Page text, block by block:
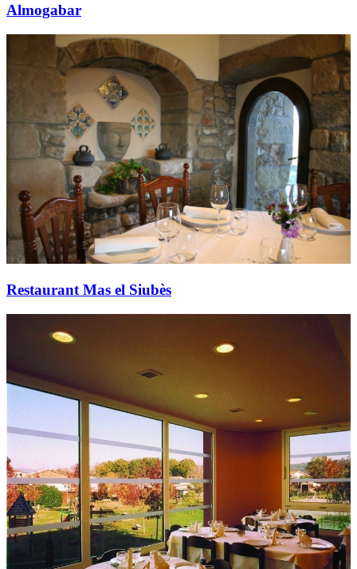
Almogabar
Restaurant Mas el Siubès